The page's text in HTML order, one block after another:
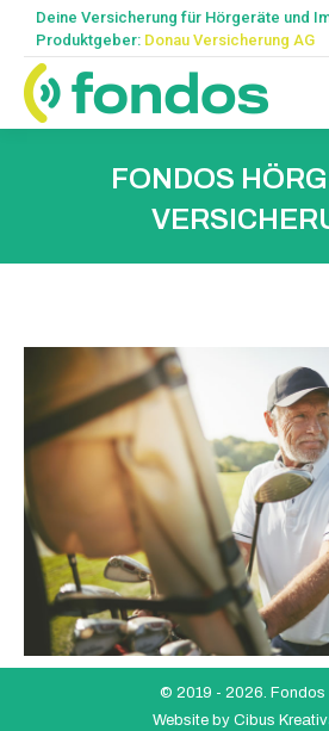
Deine Versicherung für Hörgeräte und
Produktgeber: Donau Versicherung AG
FONDOS
© 2019 - 2026. Fondos
Website by Cibus